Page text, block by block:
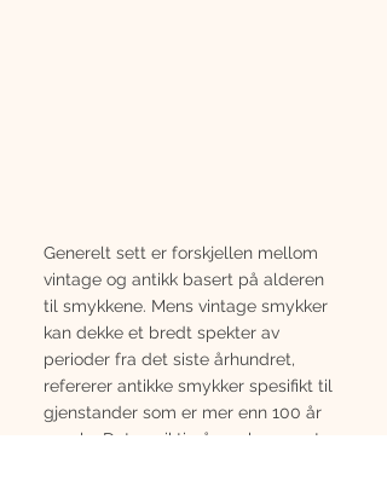
Generelt sett er forskjellen mellom
vintage og antikk basert på alderen
til smykkene. Mens vintage smykker
kan dekke et bredt spekter av
perioder fra det siste århundret,
refererer antikke smykker spesifikt til
gjenstander som er mer enn 100 år
gamle. Det er viktig å merke seg at